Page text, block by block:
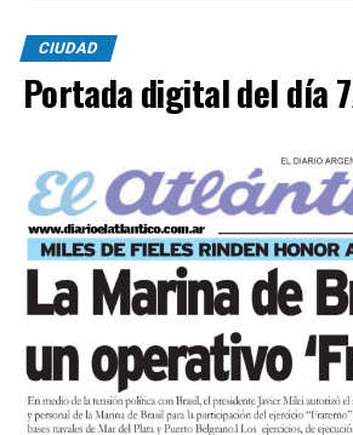
sumaron al recorrido con banderas,
expresiones de fe.
En paralelo, distintos gremios y
y trabajo, para visibilizar la situación
desocupados.
CIUDAD
Portada digital del día